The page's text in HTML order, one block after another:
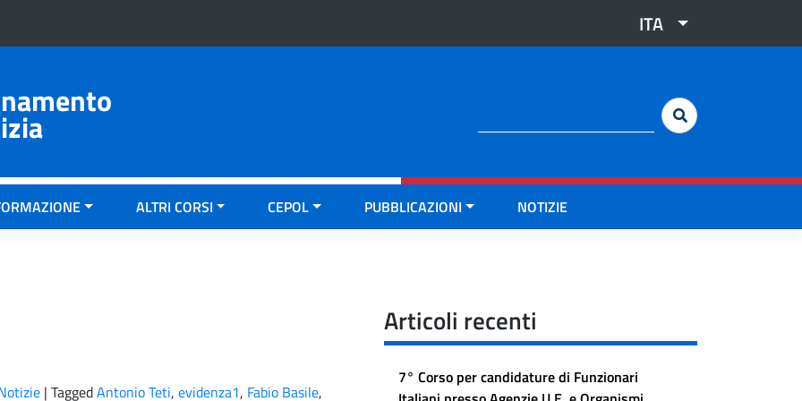
ITA
ALTRI CORSI CEPOL PUBBLICAZIONI NOTIZIE
| TaggedAntonio Teti, evidenza1, Fabio Basile,
Articoli recenti
7° Corso per candidature di Funzionari